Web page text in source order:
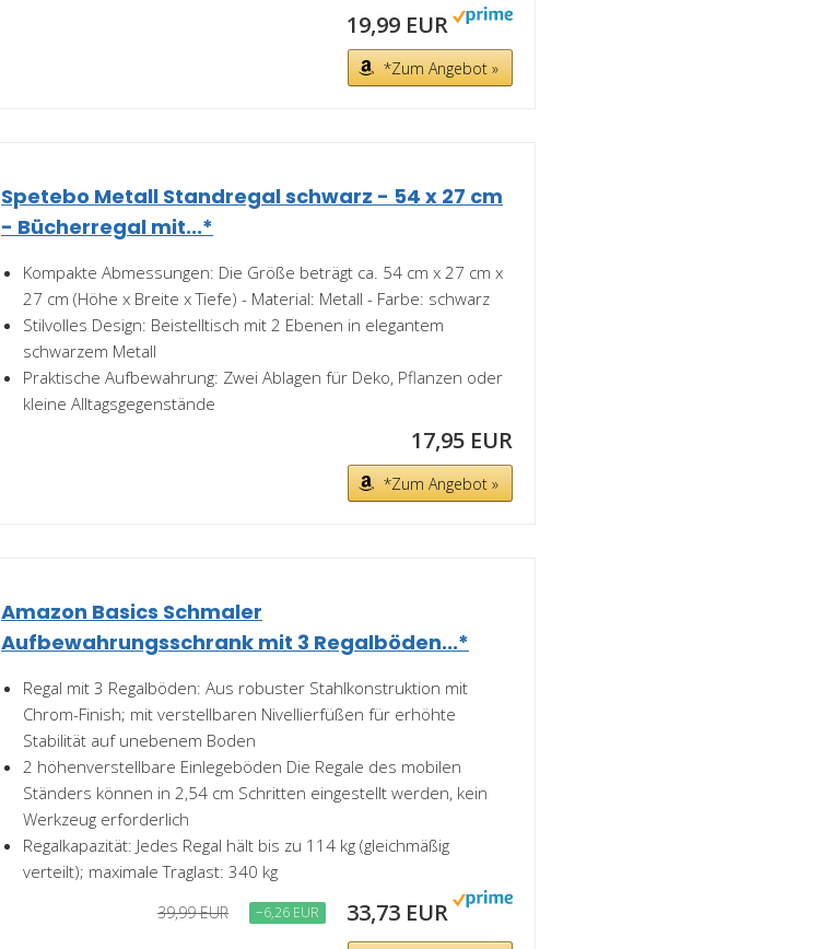
19,99 EUR
*Zum Angebot »
Spetebo Metall Standregal schwarz - 54 x 27 cm
- Bücherregal mit...*
Kompakte Abmessungen: Die Größe beträgt ca. 54 cm x 27 cm x
27 cm (Höhe x Breite x Tiefe) - Material: Metall - Farbe: schwarz
Stilvolles Design: Beistelltisch mit 2 Ebenen in elegantem
schwarzem Metall
Praktische Aufbewahrung: Zwei Ablagen für Deko, Pflanzen oder
kleine Alltagsgegenstände
17,95 EUR
*Zum Angebot »
Amazon Basics Schmaler
Aufbewahrungsschrank mit 3 Regalböden...*
Regal mit 3 Regalböden: Aus robuster Stahlkonstruktion mit
Chrom-Finish; mit verstellbaren Nivellierfüßen für erhöhte
Stabilität auf unebenem Boden
2 höhenverstellbare Einlegeböden Die Regale des mobilen
Ständers können in 2,54 cm Schritten eingestellt werden, kein
Werkzeug erforderlich
Regalkapazität: Jedes Regal hält bis zu 114 kg (gleichmäßig
verteilt); maximale Traglast: 340 kg
39,99 EUR −6,26 EUR 33,73 EUR